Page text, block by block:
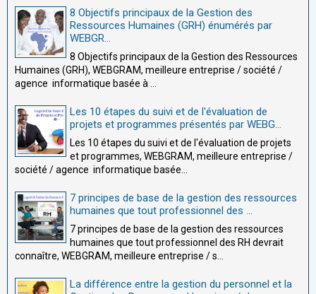
8 Objectifs principaux de la Gestion des
Ressources Humaines (GRH) énumérés par
WEBGR...
8 Objectifs principaux de la Gestion des Ressources
Humaines (GRH), WEBGRAM, meilleure entreprise / société /
agence informatique basée à ...
Les 10 étapes du suivi et de l'évaluation de
projets et programmes présentés par WEBG...
Les 10 étapes du suivi et de l'évaluation de projets
et programmes, WEBGRAM, meilleure entreprise /
société / agence informatique basée...
7 principes de base de la gestion des ressources
humaines que tout professionnel des ...
7 principes de base de la gestion des ressources
humaines que tout professionnel des RH devrait
connaître, WEBGRAM, meilleure entreprise / s...
La différence entre la gestion du personnel et la